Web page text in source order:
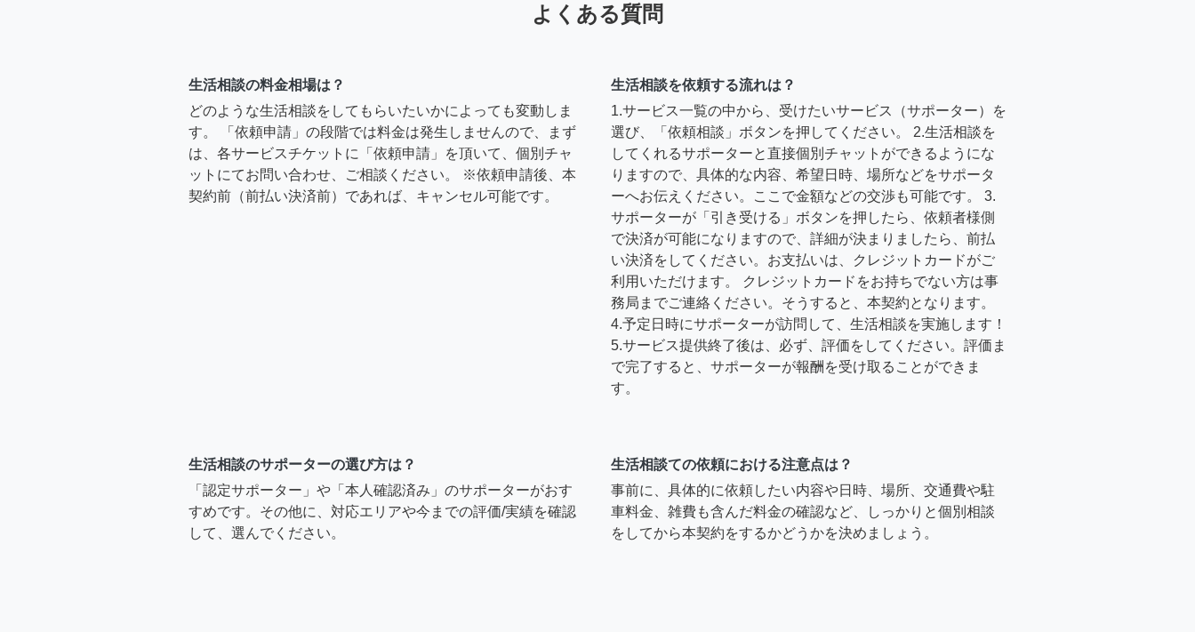
よくある質問
生活相談の料金相場は？
どのような生活相談をしてもらいたいかによっても変動しま
す。 「依頼申請」の段階では料金は発生しませんので、まず
は、各サービスチケットに「依頼申請」を頂いて、個別チャ
ットにてお問い合わせ、ご相談ください。 ※依頼申請後、本
契約前（前払い決済前）であれば、キャンセル可能です。
生活相談を依頼する流れは？
1.サービス一覧の中から、受けたいサービス（サポーター）を
選び、「依頼相談」ボタンを押してください。 2.生活相談を
してくれるサポーターと直接個別チャットができるようにな
りますので、具体的な内容、希望日時、場所などをサポータ
ーへお伝えください。ここで金額などの交渉も可能です。 3.
サポーターが「引き受ける」ボタンを押したら、依頼者様側
で決済が可能になりますので、詳細が決まりましたら、前払
い決済をしてください。お支払いは、クレジットカードがご
利用いただけます。 クレジットカードをお持ちでない方は事
務局までご連絡ください。そうすると、本契約となります。
4.予定日時にサポーターが訪問して、生活相談を実施します！
5.サービス提供終了後は、必ず、評価をしてください。評価ま
で完了すると、サポーターが報酬を受け取ることができま
す。
生活相談のサポーターの選び方は？
「認定サポーター」や「本人確認済み」のサポーターがおす
すめです。その他に、対応エリアや今までの評価/実績を確認
して、選んでください。
生活相談ての依頼における注意点は？
事前に、具体的に依頼したい内容や日時、場所、交通費や駐
車料金、雑費も含んだ料金の確認など、しっかりと個別相談
をしてから本契約をするかどうかを決めましょう。